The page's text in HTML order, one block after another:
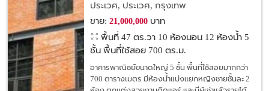
ประเวศ, ประเวศ, กรุงเทพ
ขาย: 21,000,000บาท
พื้นที่ 47 ตร.วา 10 ห้องนอน 12 ห้องน้ำ 5
ชั้น พื้นที่ใช้สอย 700 ตร.ม.
อาคารพาณิชย์ขนาดใหญ่ 5 ชั้น พื้นที่ใช้สอยมากกว่า
700 ตารางเมตร มีห้องน้ำแบ่งแยกหญิงชายชั้นละ 2